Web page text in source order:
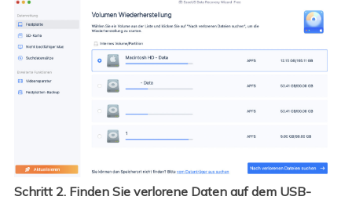
Schritt 2. Finden Sie verlorene Daten auf dem USB-